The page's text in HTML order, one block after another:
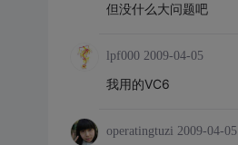
但没什么大问题吧
lpf000 2009-04-05
我用的VC6
operatingtuzi 2009-04-05